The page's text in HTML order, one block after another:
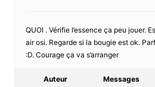
QUOI . Vérifie l’essence ça peu jouer.
air osi. Regarde si la bougie est ok.
:D. Courage ça va s’arranger
Auteur Messages